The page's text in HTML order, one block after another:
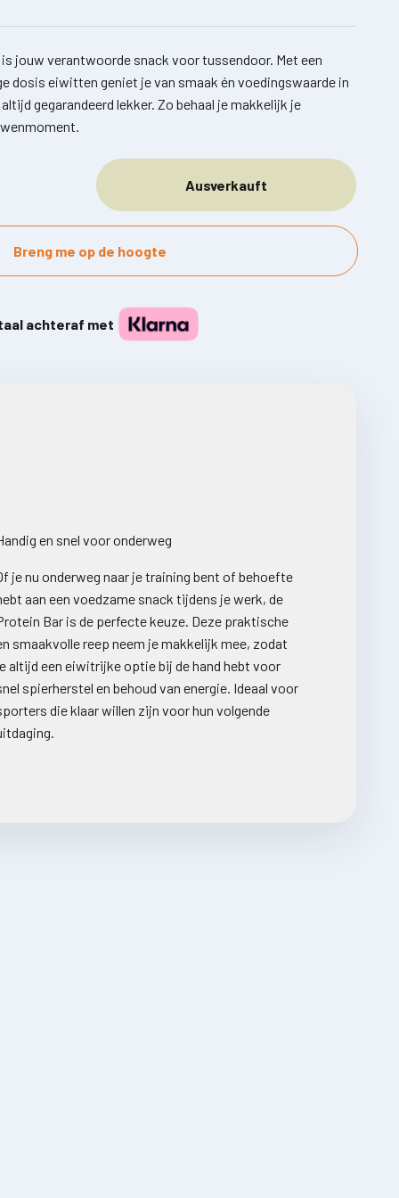
jouw verantwoorde snack voor tussendoor. Met een
dosis eiwitten geniet je van smaak én voedingswaarde in
gegarandeerd lekker. Zo behaal je makkelijk je
Ausverkauft
Breng me op de hoogte
achteraf met
en snel voor onderweg
je nu onderweg naar je training bent of behoefte
aan een voedzame snack tijdens je werk, de
Bar is de perfecte keuze. Deze praktische
smaakvolle reep neem je makkelijk mee, zodat
altijd een eiwitrijke optie bij de hand hebt voor
spierherstel en behoud van energie. Ideaal voor
die klaar willen zijn voor hun volgende